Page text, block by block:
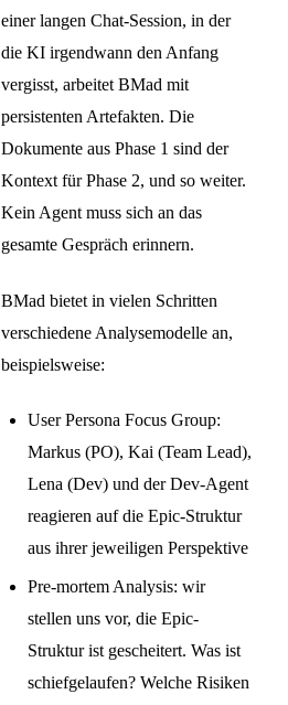
einer langen Chat-Session, in der
die KI irgendwann den Anfang
vergisst, arbeitet BMad mit
persistenten Artefakten. Die
Dokumente aus Phase 1 sind der
Kontext für Phase 2, und so weiter.
Kein Agent muss sich an das
gesamte Gespräch erinnern.
BMad bietet in vielen Schritten
verschiedene Analysemodelle an,
beispielsweise:
User Persona Focus Group:
Markus (PO), Kai (Team Lead),
Lena (Dev) und der Dev-Agent
reagieren auf die Epic-Struktur
aus ihrer jeweiligen Perspektive
Pre-mortem Analysis: wir
stellen uns vor, die Epic-
Struktur ist gescheitert. Was ist
schiefgelaufen? Welche Risiken